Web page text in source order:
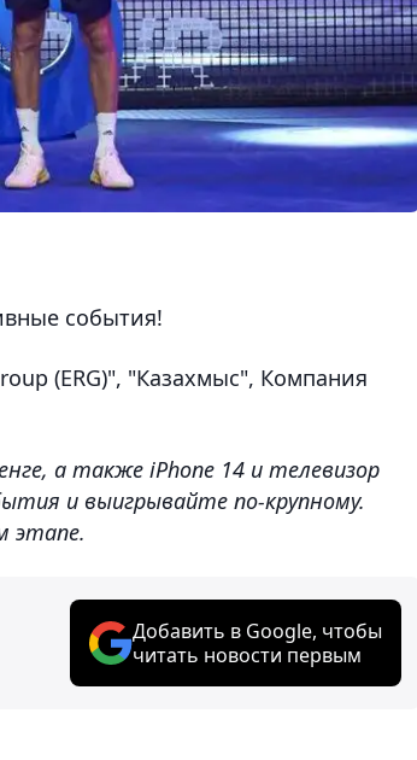
события!
(ERG)", "Казахмыс", Компания
а также iPhone 14 и телевизор
и выигрывайте по-крупному.
этапе.
Добавить в Google, чтобы
читать новости первым